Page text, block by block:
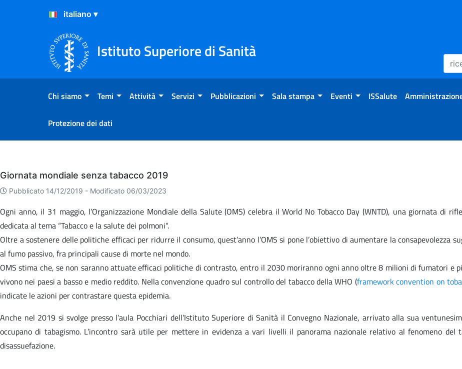
Salta al Contenuto
Salta al Footer
Istituto Superiore di Sanità
Chi siamo Temi Attività Servizi Pubblicazioni Sala stampa Eventi ISSalute
Protezione dei dati
Eventi
Giornata mondiale senza tabacco 2019
Pubblicato 14/12/2019 - Modificato 06/03/2023
Ogni anno, il 31 maggio, l’Organizzazione Mondiale della Salute (OMS) celebra il World No Tobacco Day (WNTD), una giornata di
dedicata al tema “Tabacco e la salute dei polmoni“.
Oltre a sostenere delle politiche efficaci per ridurre il consumo, quest’anno l’OMS si pone l’obiettivo di aumentare la consapevolezza
al fumo passivo, fra principali cause di morte nel mondo.
OMS stima che, se non saranno attuate efficaci politiche di contrasto, entro il 2030 moriranno ogni anno oltre 8 milioni di fumatori e
vivono nei paesi a basso e medio reddito. Nella convenzione quadro sul controllo del tabacco della WHO (framework convention on
indicate le azioni per contrastare questa epidemia.
Anche nel 2019 si svolge presso l’aula Pocchiari dell’Istituto Superiore di Sanità il Convegno Nazionale, arrivato alla sua
occupano di tabagismo. L’incontro sarà utile per mettere in evidenza a vari livelli il panorama nazionale relativo al fenomeno
disassuefazione.